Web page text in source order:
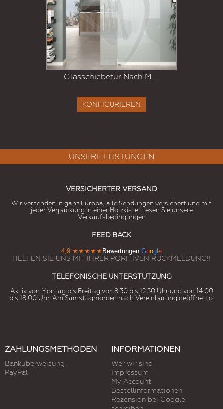
Glasschiebetür Nach M ...
KONFIGURIEREN
UNSERE LEISTUNGEN
VERSICHERTER VERSAND
Wir versenden in ganz Europa, alle Sendungen versichert und mit
jeder Verpackung in einer Holzkiste. Lesen Sie unsere
Verkaufsbedingungen
FEED BACK
4,9 ★★★★★ Bewertungen Goog e
HELFEN SIE UNS MIT IHRER PORITIVEN RUCKMELDUNG!!
TELEFONISCHE UNTERSTÜTZUNG
Aktiv von Montag bis Freitag von 8.30 bis 12.30 Uhr und von 14.00
bis 18.00 Uhr. Am Samstagmorgen nach Vereinbarung geöffnetto.
ZAHLUNGSMETHODEN
Banküberweisung
PayPal
INFORMATIONEN
Wer wir sind
Impressum
My Account
Bestellinformationen
Rezension bei Google